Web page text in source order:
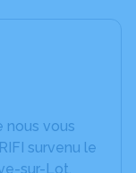
nous vous
survenu le
sur-Lot.